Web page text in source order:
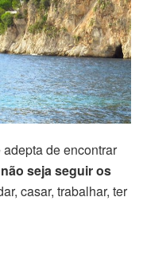
de encontrar
seja seguir os
casar, trabalhar, ter